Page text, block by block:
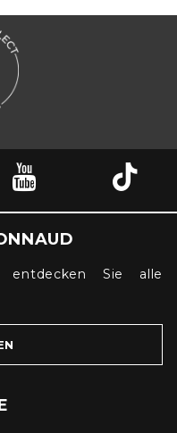
Sie alle